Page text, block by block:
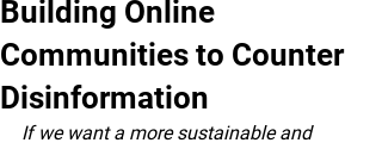
Building Online
Communities to Counter
Disinformation
If we want a more sustainable and